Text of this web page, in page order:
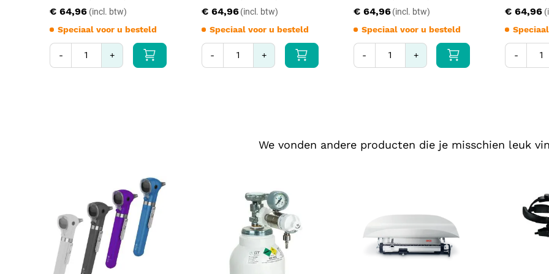
2 x 1,5 V AA-
10
Opbergetui:
zwart nylon
Leveromvang:otoscoop,
€ 64,96
Speciaal voor u besteld
- +
€ 64,96
Speciaal voor u besteld
- +
€ 64,96
Speciaal voor u besteld
- +
€ 64,96
-
We vonden andere producten die je misschien leuk